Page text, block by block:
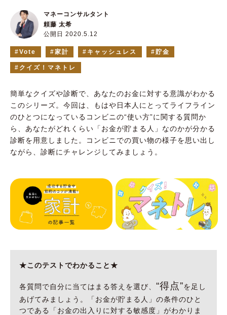
公開日 2020.5.12
マネーコンサルタント
頼藤 太希
Vote 家計 キャッシュレス 貯金
クイズ！マネトレ
簡単なクイズや診断で、あなたのお金に対する意識がわかる
このシリーズ。今回は、もはや日本人にとってライフライン
のひとつになっているコンビニの“使い方”に関する質問か
ら、あなたがどれくらい「お金が貯まる人」なのかが分かる
診断を用意しました。コンビニでの買い物の様子を思い出し
ながら、診断にチャレンジしてみましょう。
★このテストでわかること★
各質問で自分に当てはまる答えを選び、“得点”を足し
あげてみましょう。「お金が貯まる人」の条件のひと
つである「お金の出入りに対する敏感度」がわかりま